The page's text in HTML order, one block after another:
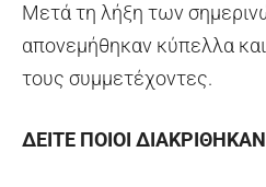
Μετά τη λήξη των
απονεμήθηκαν κύπελλα
τους συμμετέχοντες.
ΔΕΙΤΕ ΠΟΙΟΙ